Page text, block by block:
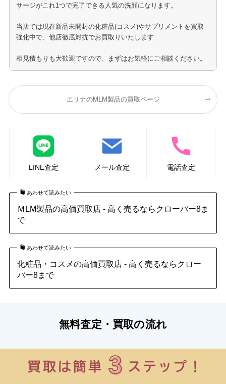
サージがこれ1つで完了できる人気の洗顔になります。
当店では現在新品未開封の化粧品(コスメ)やサプリメントを買取
強化中で、他店徹底対抗でお買取りいたします
相見積もりも大歓迎ですので、まずはお気軽にご相談ください。
エリナのMLM製品の買取ページ
LINE査定 メール査定 電話査定
あわせて読みたい
ＭLM製品の高価買取店 - 高く売るならクローバー8ま
で
あわせて読みたい
化粧品・コスメの高価買取店 - 高く売るならクロー
バー8まで
無料査定・買取の流れ